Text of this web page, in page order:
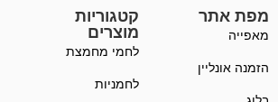
מפת אתר
מאפייה
הזמנה אונליין
קטגוריות
מוצרים
לחמי מחמצת
לחמניות